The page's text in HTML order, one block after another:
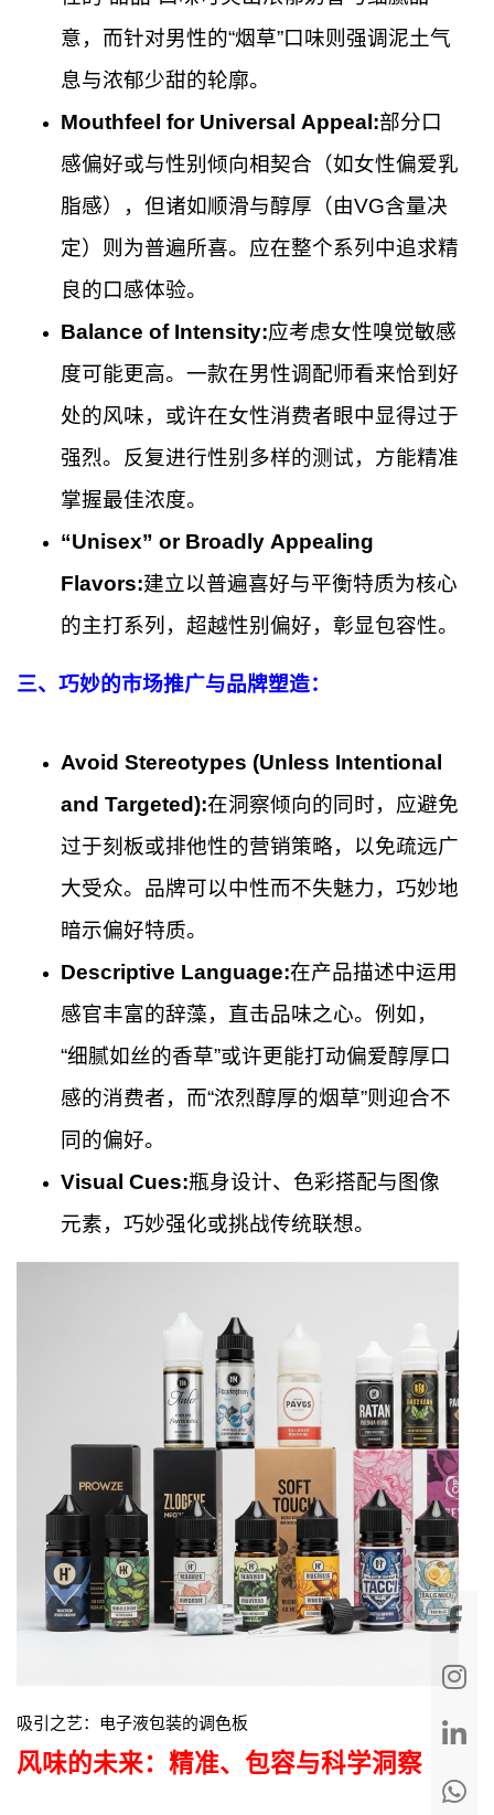
意，而针对男性的“烟草”口味则强调泥土气
息与浓郁少甜的轮廓。
Mouthfeel for Universal Appeal:部分口
感偏好或与性别倾向相契合（如女性偏爱乳
脂感），但诸如顺滑与醇厚（由VG含量决
定）则为普遍所喜。应在整个系列中追求精
良的口感体验。
Balance of Intensity:应考虑女性嗅觉敏感
度可能更高。一款在男性调配师看来恰到好
处的风味，或许在女性消费者眼中显得过于
强烈。反复进行性别多样的测试，方能精准
掌握最佳浓度。
“Unisex” or Broadly Appealing
Flavors:建立以普遍喜好与平衡特质为核心
的主打系列，超越性别偏好，彰显包容性。
三、巧妙的市场推广与品牌塑造：
Avoid Stereotypes (Unless Intentional
and Targeted):在洞察倾向的同时，应避免
过于刻板或排他性的营销策略，以免疏远广
大受众。品牌可以中性而不失魅力，巧妙地
暗示偏好特质。
Descriptive Language:在产品描述中运用
感官丰富的辞藻，直击品味之心。例如，
“细腻如丝的香草”或许更能打动偏爱醇厚口
感的消费者，而“浓烈醇厚的烟草”则迎合不
同的偏好。
Visual Cues:瓶身设计、色彩搭配与图像
元素，巧妙强化或挑战传统联想。
吸引之艺：电子液包装的调色板
风味的未来：精准、包容与科学洞察